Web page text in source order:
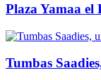
Plaza Yamaa el
Tumbas